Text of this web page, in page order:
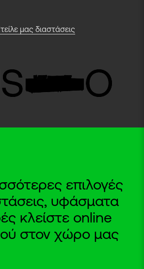
μας διαστάσεις
επιλογές
υφάσματα
κλείστε online
στον χώρο μας